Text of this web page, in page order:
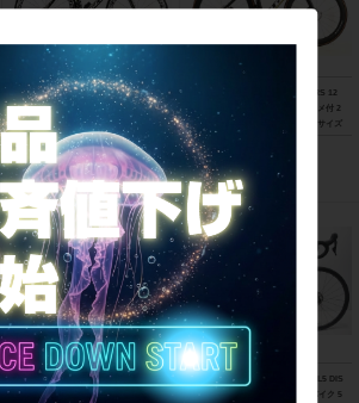
スコット SCOTT FOIL TEAM ISSUE D
URA-ACE Di2 2013年 カーボンロード
バイク 54サイズ チームオリカグリーン
エッジカラー
234,740円
美品 ルック LOOK 795 BLADE RS 12
速 ULTEGRA Di2 油圧DISC パワメ付 2
023年 カーボンロードバイク XSサイズ
プロチームブラックマット
881,100円
ジャイアント GIANT TCR ADVANCED
2 DISC SE 105 パワメ付 ホイールカス
▼▼トレック TREK EMONDA SL5 DIS
C 105 2023年 カーボン ロードバイク 5